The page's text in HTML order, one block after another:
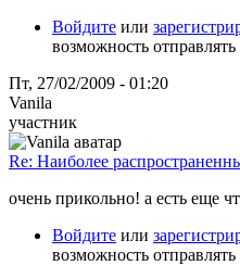
Войдите или
возможность
Пт, 27/02/2009 - 01:20
Vanila
участник
Re: Наиболее
очень прикольно! а есть еще
Войдите или
возможность